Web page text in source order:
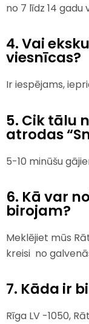
no 7 līdz 14 gadu
4. Vai
viesnīcas?
Ir iespējams,
5. Cik tālu
atrodas
5-10 minūšu
6. Kā var
birojam?
Meklējiet mūs
kreisi no
7. Kāda ir
Rīga LV -1050,